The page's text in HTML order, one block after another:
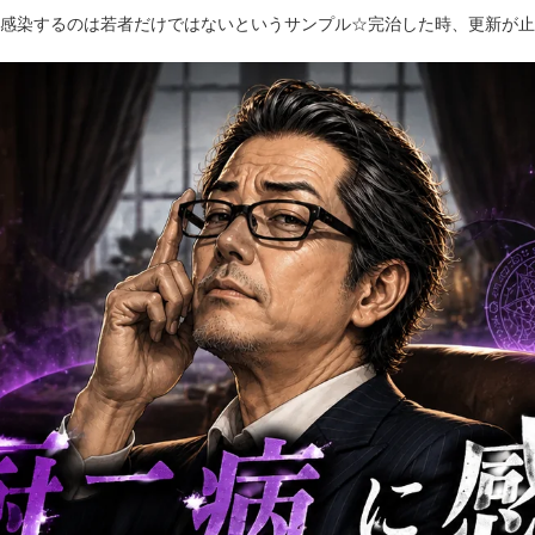
染するのは若者だけではないというサンプル☆完治した時、更新が